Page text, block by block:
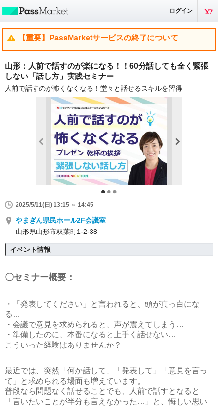
ログイン
【重要】PassMarketサービスの終了について
山形：人前で話すのが楽になる！！60分話しても全く緊張
しない「話し方」実践セミナー
人前で話すのが怖くなくなる！堂々と話せるスキルを習得
2025/5/11(日) 13:15 ～ 14:45
やまぎん県民ホール2F会議室
山形県山形市双葉町1-2-38
イベント情報
〇セミナー概要：
・「発表してください」と言われると、頭が真っ白にな
る…
・会議で意見を求められると、声が震えてしまう…
・準備したのに、本番になると上手く話せない…
こういった経験はありませんか？
最近では、突然「何か話して」「発表して」「意見を言っ
て」と求められる場面も増えています。
普段なら問題なく話せることでも、人前で話すとなると
「言いたいことが半分も言えなかった…」と、悔しい思い